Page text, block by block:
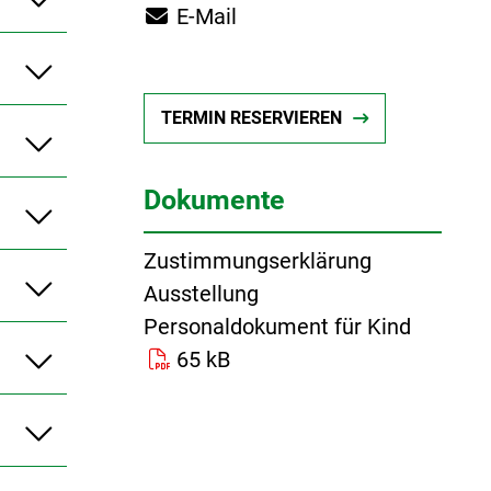
E-Mail
TERMIN RESERVIEREN
Dokumente
Zustimmungserklärung
Ausstellung
Personaldokument für Kind
65 kB